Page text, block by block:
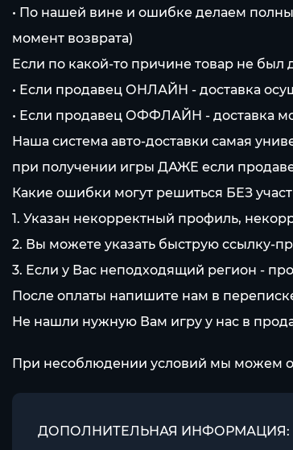
• По нашей вине и ошибке делаем
момент возврата)
Если по какой-то причине товар не
• Если продавец ОНЛАЙН - доставка
• Если продавец ОФФЛАЙН - доставка
Наша система авто-доставки самая
при получении игры ДАЖЕ если
Какие ошибки могут решиться БЕЗ
1. Указан некорректный профиль,
2. Вы можете указать быструю ссылку-
3. Если у Вас неподходящий регион -
После оплаты напишите нам в
Не нашли нужную Вам игру у нас в
При несоблюдении условий мы можем
ДОПОЛНИТЕЛЬНАЯ ИНФОРМАЦИЯ: